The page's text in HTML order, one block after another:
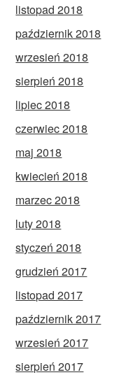
listopad 2018
październik 2018
wrzesień 2018
sierpień 2018
lipiec 2018
czerwiec 2018
maj 2018
kwiecień 2018
marzec 2018
luty 2018
styczeń 2018
grudzień 2017
listopad 2017
październik 2017
wrzesień 2017
sierpień 2017